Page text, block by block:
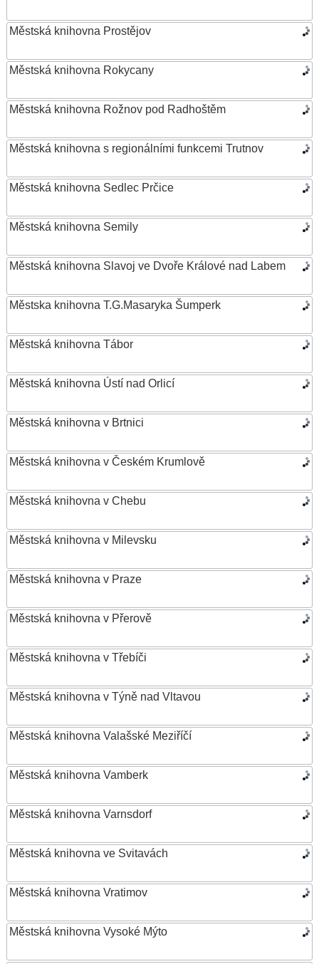
Městská knihovna Prostějov
Městská knihovna Rokycany
Městská knihovna Rožnov pod Radhoštěm
Městská knihovna s regionálními funkcemi Trutnov
Městská knihovna Sedlec Prčice
Městská knihovna Semily
Městská knihovna Slavoj ve Dvoře Králové nad Labem
Městska knihovna T.G.Masaryka Šumperk
Městská knihovna Tábor
Městská knihovna Ústí nad Orlicí
Městská knihovna v Brtnici
Městská knihovna v Českém Krumlově
Městská knihovna v Chebu
Městská knihovna v Milevsku
Městská knihovna v Praze
Městská knihovna v Přerově
Městská knihovna v Třebíči
Městská knihovna v Týně nad Vltavou
Městská knihovna Valašské Meziříčí
Městská knihovna Vamberk
Městská knihovna Varnsdorf
Městská knihovna ve Svitavách
Městská knihovna Vratimov
Městská knihovna Vysoké Mýto